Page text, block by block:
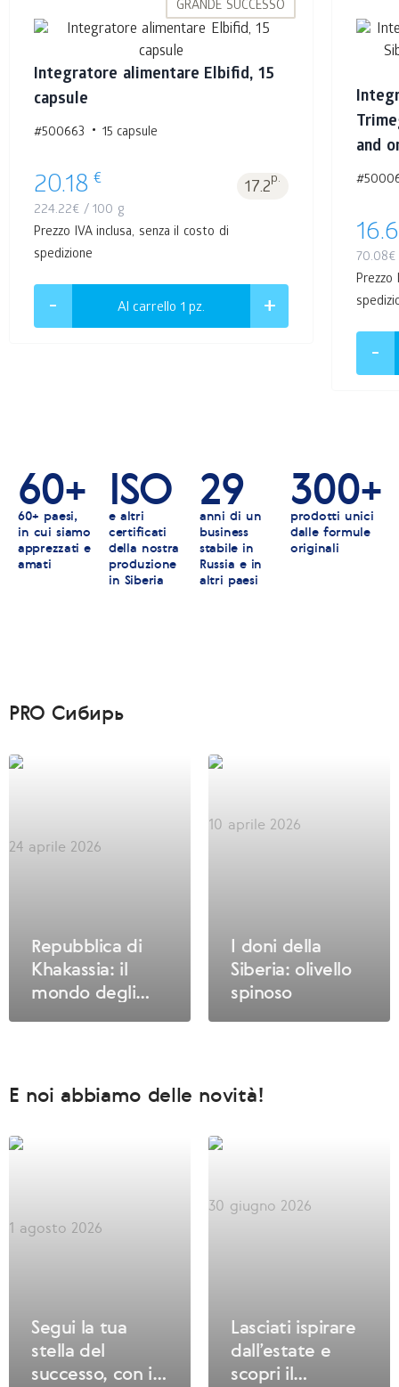
GRANDE SUCCESSO
Integratore alimentare Elbifid, 15
capsule
#500663 15 capsule
20.18 € 17.2p.
224.22€ / 100 g
Prezzo IVA inclusa, senza il costo di
spedizione
Al carrello 1 pz.
and
70.08€
Prezzo
60+
60+ paesi,
in cui siamo
apprezzati e
amati
ISO
e altri
certificati
della nostra
produzione
in Siberia
29
anni di un
business
stabile in
Russia e in
altri paesi
300+
prodotti unici
dalle formule
originali
PRO Сибирь
Repubblica di
Khakassia: il
mondo degli
24 aprile 2026
I doni della
Siberia: olivello
spinoso
10 aprile 2026
E noi abbiamo delle novità!
Segui la tua
stella del
successo, con il
1 agosto 2026
Lasciati ispirare
dall’estate e
scopri il
30 giugno 2026